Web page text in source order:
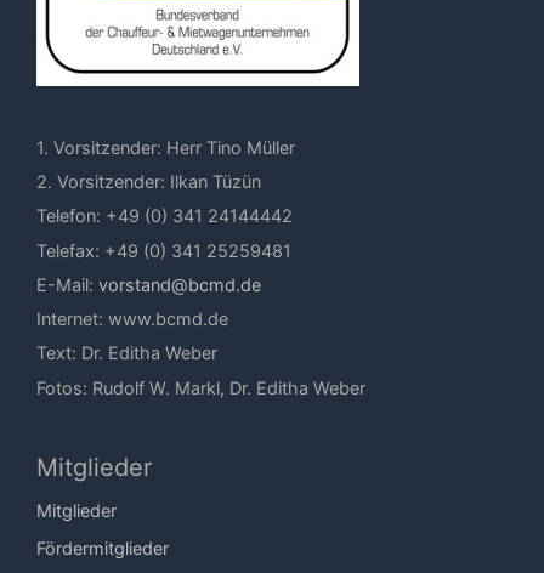
1. Vorsitzender: Herr Tino Müller
2. Vorsitzender: Ilkan Tüzün
Telefon: +49 (0) 341 24144442
Telefax: +49 (0) 341 25259481
E-Mail: vorstand@bcmd.de
Internet: www.bcmd.de
Text: Dr. Editha Weber
Fotos: Rudolf W. Markl, Dr. Editha Weber
Mitglieder
Mitglieder
Fördermitglieder